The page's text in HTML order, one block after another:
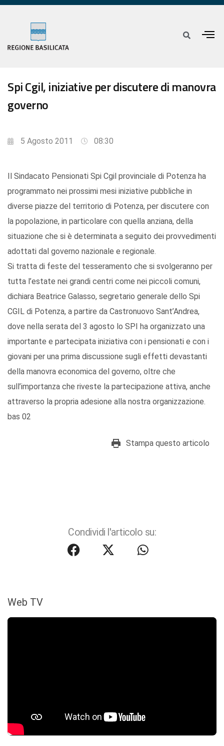
Spi Cgil, iniziative per discutere di manovra
governo
5 Agosto 2011 08:30
Il Sindacato Pensionati Spi Cgil provinciale di Potenza ha
programmato nei prossimi mesi iniziative pubbliche in
diverse piazze del territorio di Potenza, per discutere con
la popolazione, in particolare con quella anziana, della
situazione che si è determinata a seguito dei provvedimenti
adottati dal governo nazionale e regionale.
Si tratta di feste del tesseramento che si svolgeranno per
tutta l’estate nei grandi centri come nei piccoli comuni,
dichiara Beatrice Galasso, segretario generale dello Spi
CGIL di Potenza, a partire da Castronuovo Sant’Andrea,
dove nella serata del 3 agosto lo SPI ha organizzato una
importante e partecipata iniziativa con i pensionati e con i
giovani per una prima discussione sugli effetti devastanti
della manovra economica del governo, oltre che
sull’importanza che riveste la partecipazione attiva, anche
attraverso la propria adesione alla nostra organizzazione.
bas 02
Stampa questo articolo
Condividi l'articolo su:
Web TV